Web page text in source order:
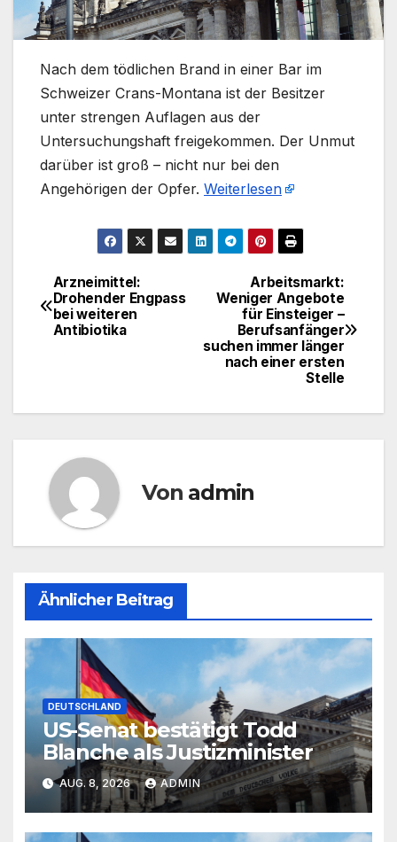
Nach dem tödlichen Brand in einer Bar im
Schweizer Crans-Montana ist der Besitzer
unter strengen Auflagen aus der
Untersuchungshaft freigekommen. Der Unmut
darüber ist groß – nicht nur bei den
Angehörigen der Opfer. Weiterlesen
BeitragsnavigationArbeitsmarkt:
Weniger Angebote
für Einsteiger –
Berufsanfänger
suchen immer länger
nach einer ersten
Stelle
Arzneimittel:
Drohender Engpass
bei weiteren
Antibiotika
Von admin
Ähnlicher Beitrag
DEUTSCHLAND
US-Senat bestätigt Todd
Blanche als Justizminister
AUG. 8, 2026 ADMIN